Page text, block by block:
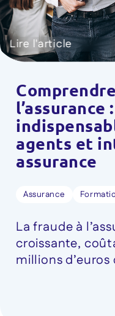
Lire l'article
agents et
assurance
Assurance
La fraude à
croissante,
millions d’euros